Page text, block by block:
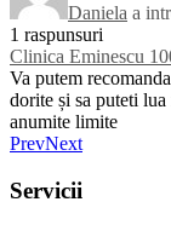
Daniela a
1 raspunsuri
Clinica Eminescu
Va putem
dorite și sa puteti
anumite limite
PrevNext
Servicii